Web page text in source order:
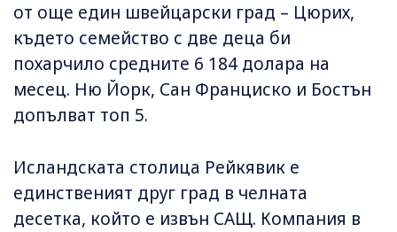
от още един швейцарски град – Цюрих,
където семейство с две деца би
похарчило средните 6 184 долара на
месец. Ню Йорк, Сан Франциско и Бостън
допълват топ 5.
Исландската столица Рейкявик е
единственият друг град в челната
десетка, който е извън САЩ. Компания в